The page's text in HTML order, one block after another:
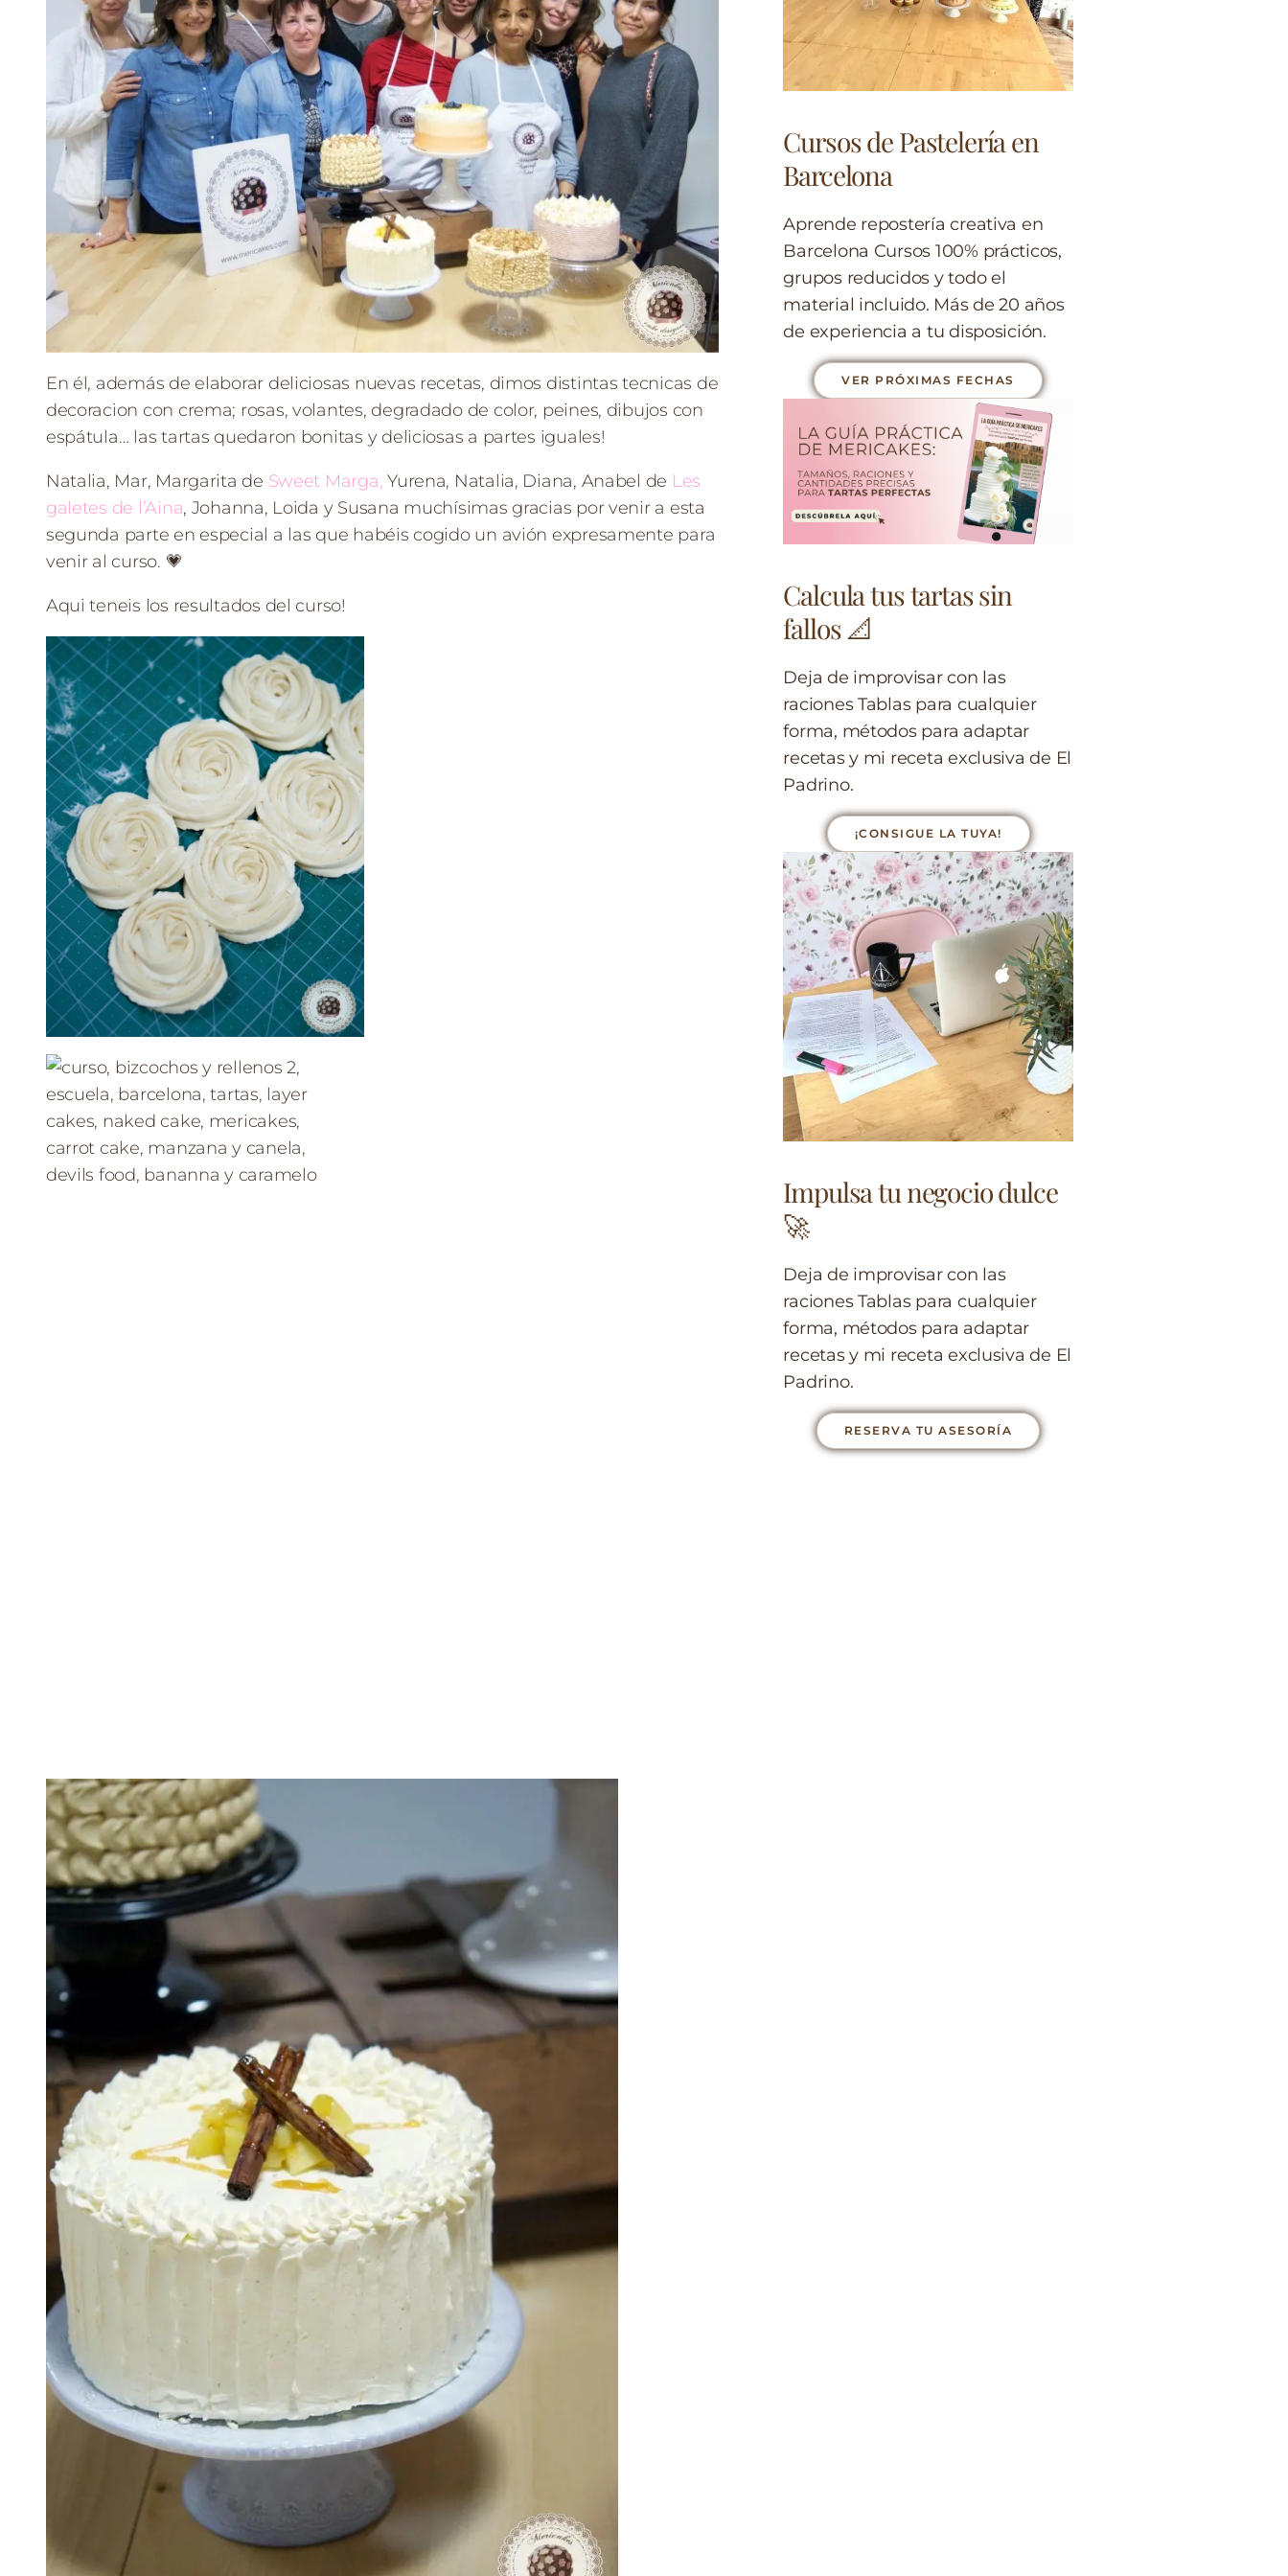
En él, además de elaborar deliciosas nuevas recetas, dimos distintas tecnicas de
decoracion con crema; rosas, volantes, degradado de color, peines, dibujos con
espátula… las tartas quedaron bonitas y deliciosas a partes iguales!
Natalia, Mar, Margarita de Sweet Marga, Yurena, Natalia, Diana, Anabel de Les
galetes de l’Aina, Johanna, Loida y Susana muchísimas gracias por venir a esta
segunda parte en especial a las que habéis cogido un avión expresamente para
venir al curso. 💗
Aqui teneis los resultados del curso!
Cursos de Pastelería en
Barcelona
Aprende repostería creativa en
Barcelona Cursos 100% prácticos,
grupos reducidos y todo el
material incluido. Más de 20 años
de experiencia a tu disposición.
VER PRÓXIMAS FECHAS
Calcula tus tartas sin
fallos 📐
Deja de improvisar con las
raciones Tablas para cualquier
forma, métodos para adaptar
recetas y mi receta exclusiva de El
Padrino.
¡CONSIGUE LA TUYA!
Impulsa tu negocio dulce
🚀
Deja de improvisar con las
raciones Tablas para cualquier
forma, métodos para adaptar
recetas y mi receta exclusiva de El
Padrino.
RESERVA TU ASESORÍA